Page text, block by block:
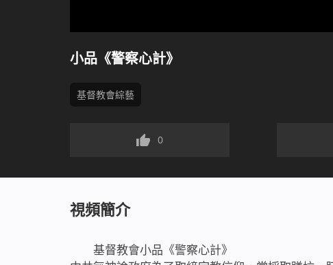
小品《警察心計》
基督教會綜藝
0
視頻簡介
基督教會小品《警察心計》